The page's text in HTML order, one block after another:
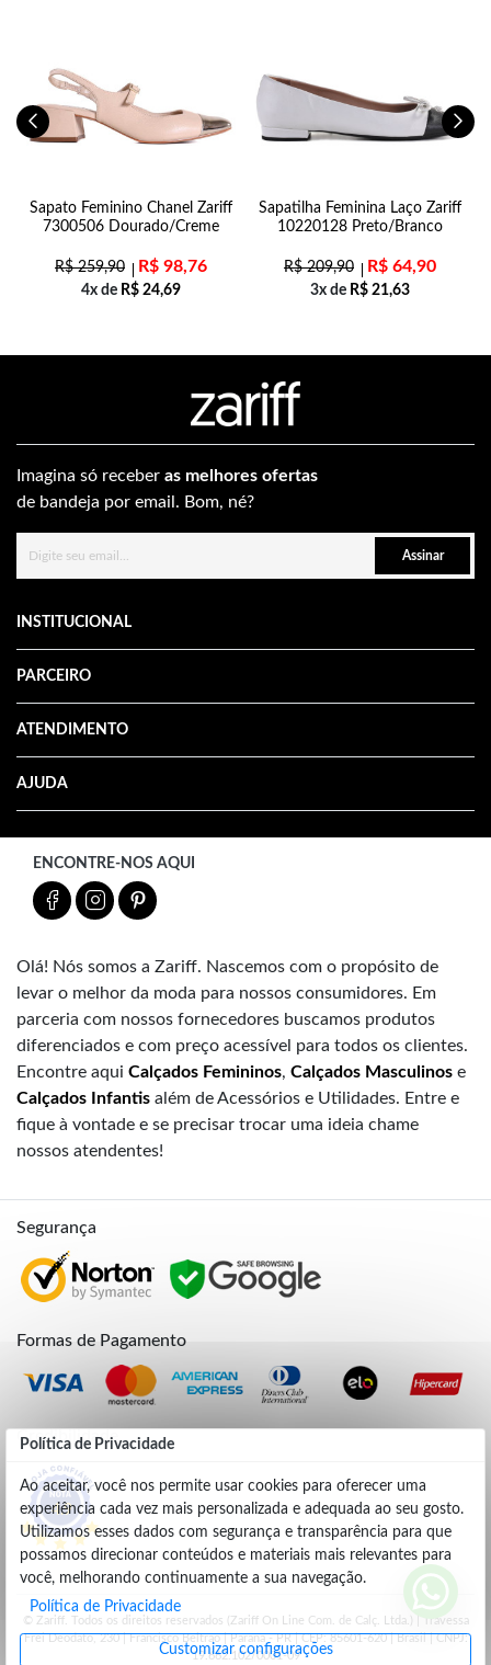
Política de Privacidade
Ao aceitar, você nos permite usar cookies para oferecer uma
experiência cada vez mais personalizada e adequada ao seu gosto.
Utilizamos esses dados com segurança e transparência para que
possamos direcionar conteúdos e materiais mais relevantes para
você, melhorando continuamente a sua navegação.
Política de Privacidade
Customizar configurações
Sapato Feminino Chanel Zariff
7300506 Dourado/Creme
R$259,90 R$ 98,76
4x de R$ 24,69
Sapatilha Feminina Laço Zariff
10220128 Preto/Branco
R$209,90 R$ 64,90
3x de R$ 21,63
Imagina só receber as melhores ofertas
de bandeja por email. Bom, né?
Assinar
INSTITUCIONAL
PARCEIRO
ATENDIMENTO
AJUDA
ENCONTRE-NOS AQUI
Olá! Nós somos a Zariff. Nascemos com o propósito de
levar o melhor da moda para nossos consumidores. Em
parceria com nossos fornecedores buscamos produtos
diferenciados e com preço acessível para todos os clientes.
Encontre aqui Calçados Femininos, Calçados Masculinos e
Calçados Infantis além de Acessórios e Utilidades. Entre e
fique à vontade e se precisar trocar uma ideia chame
nossos atendentes!
Segurança
Formas de Pagamento
Credibilidade
4.9
© Zariff. Todos os direitos reservados (Zariff On Line Com. de Calç. Ltda.) | Travessa
Frei Deodato, 230 | Francisco Beltrão | Parana - PR | CEP: 85601-620 | Brasil | CNPJ:
19.662.102/0001-09